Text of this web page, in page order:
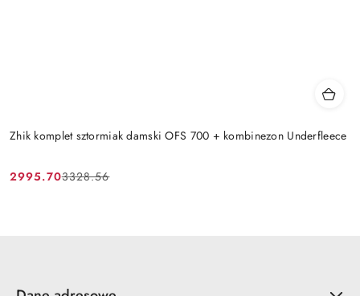
Zhik komplet sztormiak damski OFS 700 + kombinezon Underfleece
Cena
2995.70
Cena
3328.56